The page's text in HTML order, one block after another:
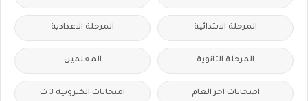
المرحلة الابتدائية المرحلة الاعدادية
المرحلة الثانوية المعلمين
امتحانات اخر العام امتحانات الكترونيه 3 ث